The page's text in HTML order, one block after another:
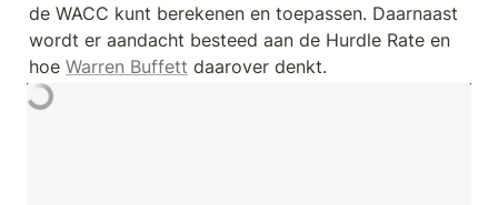
de WACC kunt berekenen en toepassen. Daarnaast
wordt er aandacht besteed aan de Hurdle Rate en
hoe Warren Buffett daarover denkt.